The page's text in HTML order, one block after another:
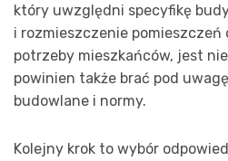
który uwzględni specyfikę
i rozmieszczenie
potrzeby mieszkańców, jest
powinien także brać pod
budowlane i normy.
Kolejny krok to wybór